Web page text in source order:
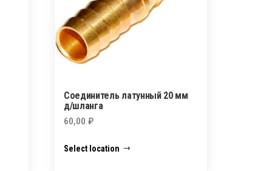
Соединитель латунный 20 мм
д/шланга
60,00₽
Select location